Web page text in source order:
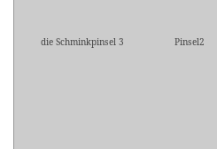
die Schminkpinsel 3 Pinsel2